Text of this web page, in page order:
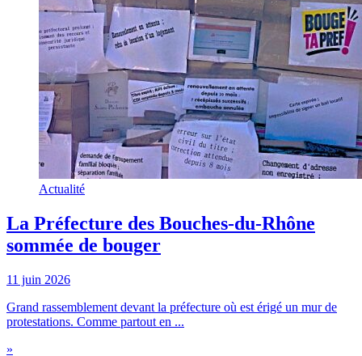
Actualité
La Préfecture des Bouches-du-Rhône
sommée de bouger
11 juin 2026
Grand rassemblement devant la préfecture où est érigé un mur de
protestations. Comme partout en ...
»